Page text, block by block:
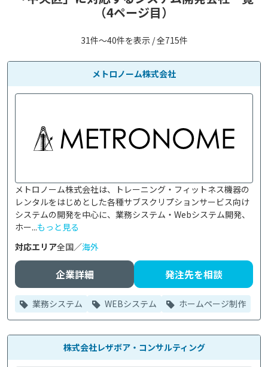
（4ページ目）
31件〜40件を表示 / 全715件
メトロノーム株式会社
メトロノーム株式会社は、トレーニング・フィットネス機器の
レンタルをはじめとした各種サブスクリプションサービス向け
システムの開発を中心に、業務システム・Webシステム開発、
ホー...もっと見る
対応エリア全国／海外
企業詳細 発注先を相談
業務システム WEBシステム ホームページ制作
株式会社レザボア・コンサルティング